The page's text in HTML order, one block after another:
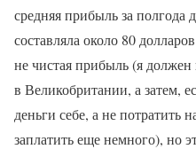
средняя прибыль за полгода
составляла около 80
не чистая прибыль (я
в Великобритании, а затем,
деньги себе, а не потратить
заплатить еще немного), но